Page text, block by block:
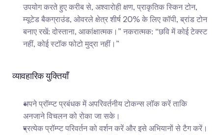
उपयोग करते हुए करीब से, अश्वारोही क्षण, प्राकृतिक स्किन टोन,
म्यूटेड बैकग्राउंड, ओवरले क्षेत्र शीर्ष 20% के लिए कॉपी, ब्रांड टोन
बनाए रखें: दोस्ताना, आकांक्षात्मक।” नकरात्मक: “छवि में कोई टेक्स्ट
नहीं, कोई स्टॉक फोटो मुद्रा नहीं।”
व्यावहारिक युक्तियाँ
अपने प्रॉम्प्ट प्रबंधक में अपरिवर्तनीय टोकन्स लॉक करें ताकि
अनजाने विचलन को रोका जा सके।
प्रत्येक प्रॉम्प्ट परिवर्तन को वर्शन करें और इसे अभियानों से टैग करें।